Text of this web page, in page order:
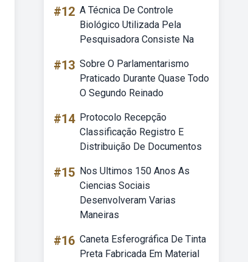
#12 A Técnica De Controle
Biológico Utilizada Pela
Pesquisadora Consiste Na
#13 Sobre O Parlamentarismo
Praticado Durante Quase Todo
O Segundo Reinado
#14 Protocolo Recepção
Classificação Registro E
Distribuição De Documentos
#15 Nos Ultimos 150 Anos As
Ciencias Sociais
Desenvolveram Varias
Maneiras
#16 Caneta Esferográfica De Tinta
Preta Fabricada Em Material